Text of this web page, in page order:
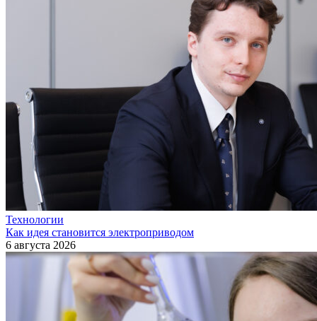
Технологии
Как идея становится электроприводом
6 августа 2026